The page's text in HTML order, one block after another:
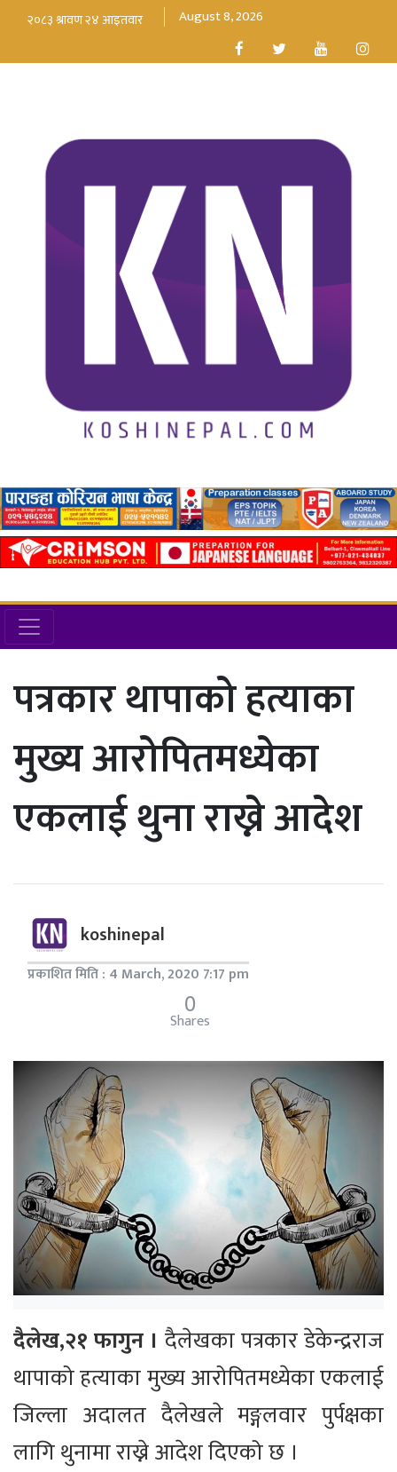
August 8, 2026
पत्रकार थापाको हत्याका
मुख्य आरोपितमध्येका
एकलाई थुना राख्ने आदेश
koshinepal
प्रकाशित मिति : 4 March, 2020 7:17 pm
0
Shares
दैलेख,२१ फागुन । दैलेखका पत्रकार डेकेन्द्रराज
थापाको हत्याका मुख्य आरोपितमध्येका एकलाई
जिल्ला अदालत दैलेखले मङ्गलवार पुर्पक्षका
लागि थुनामा राख्ने आदेश दिएको छ ।